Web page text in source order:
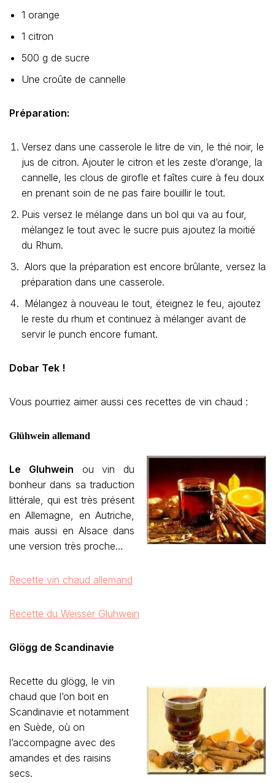
1 orange
1 citron
500 g de sucre
Une croûte de cannelle
Préparation:
Versez dans une casserole le litre de vin, le thé noir, le
jus de citron. Ajouter le citron et les zeste d’orange, la
cannelle, les clous de girofle et faîtes cuire à feu doux
en prenant soin de ne pas faire bouillir le tout.
Puis versez le mélange dans un bol qui va au four,
mélangez le tout avec le sucre puis ajoutez la moitié
du Rhum.
Alors que la préparation est encore brûlante, versez la
préparation dans une casserole.
Mélangez à nouveau le tout, éteignez le feu, ajoutez
le reste du rhum et continuez à mélanger avant de
servir le punch encore fumant.
Dobar Tek !
Vous pourriez aimer aussi ces recettes de vin chaud :
Glühwein allemand
Le Gluhwein ou vin du
bonheur dans sa traduction
littérale, qui est très présent
en Allemagne, en Autriche,
mais aussi en Alsace dans
une version très proche…
Recette vin chaud allemand
Recette du Weisser Gluhwein
Glögg de Scandinavie
Recette du glögg, le vin
chaud que l’on boit en
Scandinavie et notamment
en Suède, où on
l’accompagne avec des
amandes et des raisins
secs.